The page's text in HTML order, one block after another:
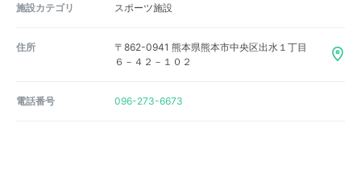
施設カテゴリ スポーツ施設
住所
〒862-0941 熊本県熊本市中央区出水１丁目
６－４２－１０２
電話番号 096-273-6673